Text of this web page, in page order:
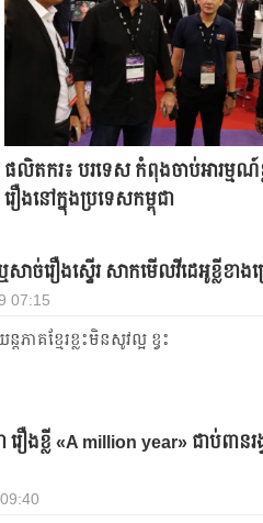
ផលិតករ៖ បរទេស កំពុងចាប់អារម្មណ៍
រឿងនៅក្នុងប្រទេសកម្ពុជា
ឬសាច់រឿងស្ទើរ សាកមើលវីដេអូខ្លីខា
07:15
ាគខ្មែរខ្លះមិនសូវល្អ ខ្វះ
ឿងខ្លី «A million year» ជាប់ពានរង្